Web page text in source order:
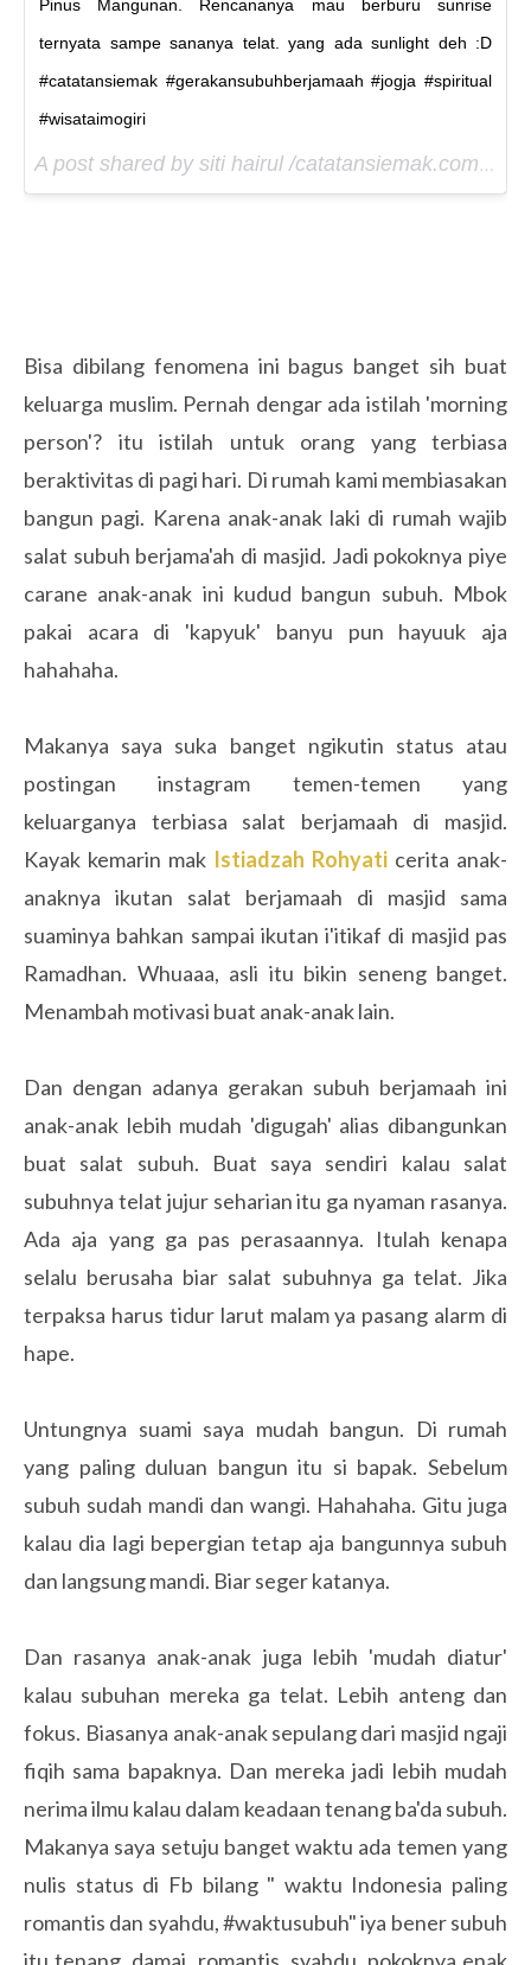
Pinus Mangunan. Rencananya mau berburu sunrise
ternyata sampe sananya telat. yang ada sunlight deh :D
#catatansiemak #gerakansubuhberjamaah #jogja #spiritual
#wisataimogiri
A post shared by siti hairul /catatansiemak.com (@siti_hairul) on
Bisa dibilang fenomena ini bagus banget sih buat
keluarga muslim. Pernah dengar ada istilah 'morning
person'? itu istilah untuk orang yang terbiasa
beraktivitas di pagi hari. Di rumah kami membiasakan
bangun pagi. Karena anak-anak laki di rumah wajib
salat subuh berjama'ah di masjid. Jadi pokoknya piye
carane anak-anak ini kudud bangun subuh. Mbok
pakai acara di 'kapyuk' banyu pun hayuuk aja
hahahaha.
Makanya saya suka banget ngikutin status atau
postingan instagram temen-temen yang
keluarganya terbiasa salat berjamaah di masjid.
Kayak kemarin mak Istiadzah Rohyati cerita anak-
anaknya ikutan salat berjamaah di masjid sama
suaminya bahkan sampai ikutan i'itikaf di masjid pas
Ramadhan. Whuaaa, asli itu bikin seneng banget.
Menambah motivasi buat anak-anak lain.
Dan dengan adanya gerakan subuh berjamaah ini
anak-anak lebih mudah 'digugah' alias dibangunkan
buat salat subuh. Buat saya sendiri kalau salat
subuhnya telat jujur seharian itu ga nyaman rasanya.
Ada aja yang ga pas perasaannya. Itulah kenapa
selalu berusaha biar salat subuhnya ga telat. Jika
terpaksa harus tidur larut malam ya pasang alarm di
hape.
Untungnya suami saya mudah bangun. Di rumah
yang paling duluan bangun itu si bapak. Sebelum
subuh sudah mandi dan wangi. Hahahaha. Gitu juga
kalau dia lagi bepergian tetap aja bangunnya subuh
dan langsung mandi. Biar seger katanya.
Dan rasanya anak-anak juga lebih 'mudah diatur'
kalau subuhan mereka ga telat. Lebih anteng dan
fokus. Biasanya anak-anak sepulang dari masjid ngaji
fiqih sama bapaknya. Dan mereka jadi lebih mudah
nerima ilmu kalau dalam keadaan tenang ba'da subuh.
Makanya saya setuju banget waktu ada temen yang
nulis status di Fb bilang " waktu Indonesia paling
romantis dan syahdu, #waktusubuh" iya bener subuh